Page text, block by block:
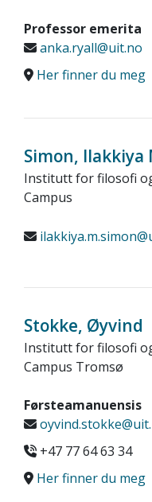
Professor emerita
anka.ryall@uit.no
Her finner du meg
Simon, Ilakkiya
Institutt for filosofi
Campus
Stokke, Øyvind
Institutt for filosofi
Campus Tromsø
Førsteamanuensis
+47 77 64 63 34
Her finner du meg